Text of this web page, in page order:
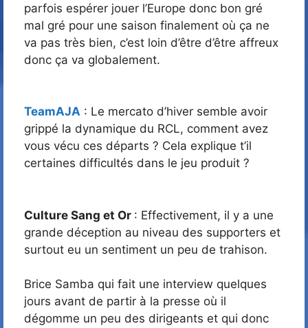
parfois espérer jouer l’Europe donc bon gré
mal gré pour une saison finalement où ça ne
va pas très bien, c’est loin d’être d’être affreux
donc ça va globalement.
TeamAJA : Le mercato d’hiver semble avoir
grippé la dynamique du RCL, comment avez
vous vécu ces départs ? Cela explique t’il
certaines difficultés dans le jeu produit ?
Culture Sang et Or : Effectivement, il y a une
grande déception au niveau des supporters et
surtout eu un sentiment un peu de trahison.
Brice Samba qui fait une interview quelques
jours avant de partir à la presse où il
dégomme un peu des dirigeants et qui donc